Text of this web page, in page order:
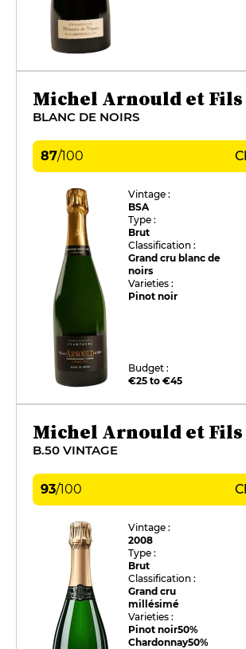
Michel Arnould et Fils
BLANC DE NOIRS
87/100
Vintage :
BSA
Type :
Brut
Classification :
Grand cru blanc de
noirs
Varieties :
Pinot noir
Budget :
€25 to €45
Michel Arnould et Fils
B.50 VINTAGE
93/100
Vintage :
2008
Type :
Brut
Classification :
Grand cru
millésimé
Varieties :
Pinot noir50%
Chardonnay50%